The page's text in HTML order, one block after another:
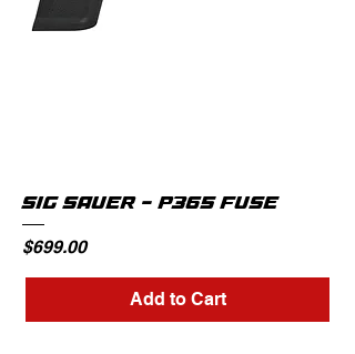
SIG SAUER - P365 FUSE
Price
$699.00
Add to Cart